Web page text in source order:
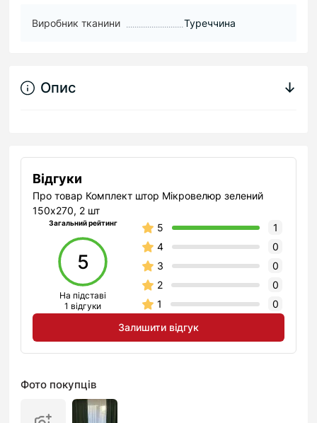
Виробник тканини Туреччина
Опис ↓
Відгуки
Про товар Комплект штор Мікровелюр зелений
150х270, 2 шт
Загальний рейтинг
5
На підставі
1 відгуки
5
1
4
0
3
0
2
0
1
0
Залишити відгук
Фото покупців